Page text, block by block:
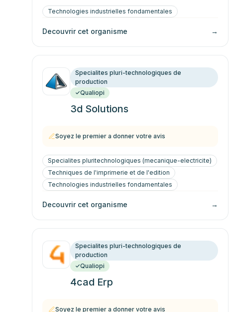
Technologies industrielles fondamentales
Decouvrir cet organisme →
Specialites pluri-technologiques de
production
Qualiopi
3d Solutions
Soyez le premier a donner votre avis
Specialites pluritechnologiques (mecanique-electricite)
Techniques de l'imprimerie et de l'edition
Technologies industrielles fondamentales
Decouvrir cet organisme →
Specialites pluri-technologiques de
production
Qualiopi
4cad Erp
Soyez le premier a donner votre avis